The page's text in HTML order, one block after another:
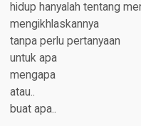
hidup hanyalah tentang
mengikhlaskannya
tanpa perlu pertanyaan
untuk apa
mengapa
atau..
buat apa..